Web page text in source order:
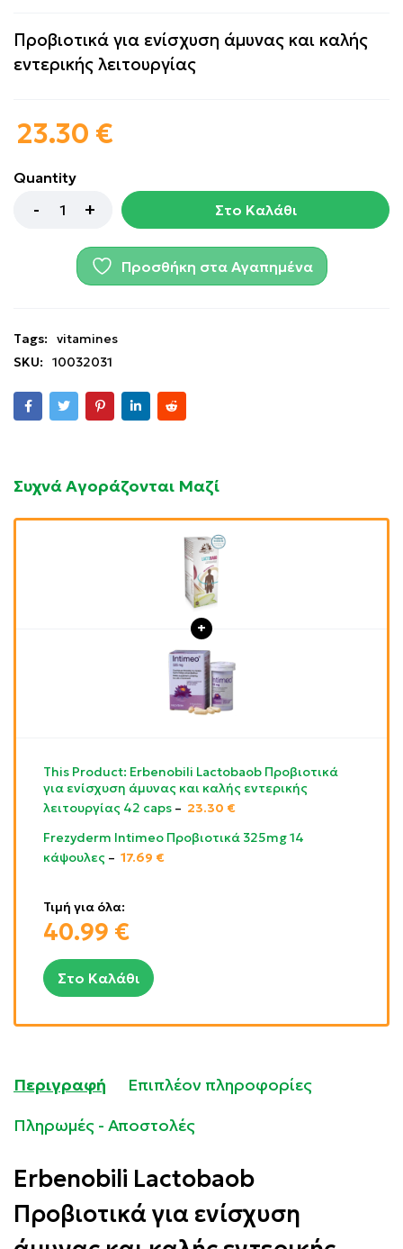
Προβιοτικά για ενίσχυση άμυνας και καλής
εντερικής λειτουργίας
23.30 €
Quantity
Στο Καλάθι
Προσθήκη στα Αγαπημένα
Tags:
vitamines
SKU:
10032031
Συχνά Αγοράζονται Μαζί
Τιμή για όλα:
40.99 €
Στο Καλάθι
This Product: Erbenobili Lactobaob Προβιοτικά
για ενίσχυση άμυνας και καλής εντερικής
λειτουργίας 42 caps – 23.30 €
Frezyderm Intimeo Προβιοτικά 325mg 14
κάψουλες – 17.69 €
Περιγραφή
Επιπλέον πληροφορίες
Πληρωμές - Αποστολές
Erbenobili Lactobaob
Προβιοτικά για ενίσχυση